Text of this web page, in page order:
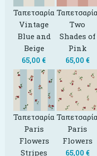
Ταπετσαρία
Vintage
Blue and
Beige
65,00 €
Ταπετσαρία
Two
Shades of
Pink
65,00 €
Ταπετσαρία
Paris
Flowers
Stripes
Ταπετσαρία
Paris
Flowers
65,00 €